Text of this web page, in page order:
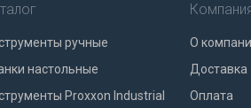
ручные
настольные
Proxxon Industrial
О
Доставка
Оплата